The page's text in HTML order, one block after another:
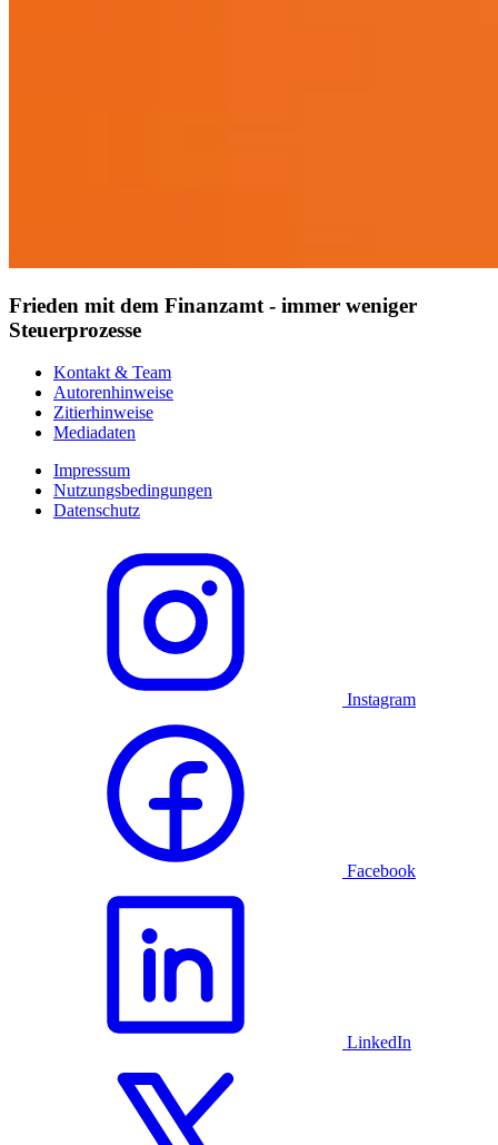
Frieden mit dem Finanzamt - immer weniger
Steuerprozesse
Kontakt & Team
Autorenhinweise
Zitierhinweise
Mediadaten
Impressum
Nutzungsbedingungen
Datenschutz
Instagram
Facebook
LinkedIn